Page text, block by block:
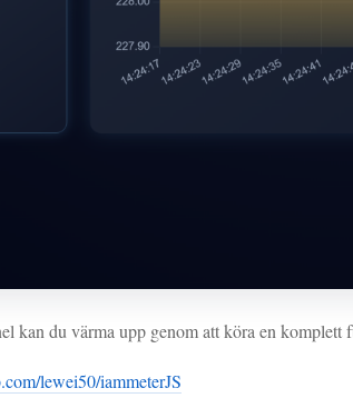
kan du värma upp genom att köra en komplett
lewei50/iammeterJS